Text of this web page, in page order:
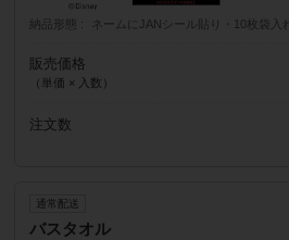
納品形態 ネームにJANシール貼り・10枚袋入れ
販売価格
（単価 × 入数）
注文数
通常配送
バスタオル